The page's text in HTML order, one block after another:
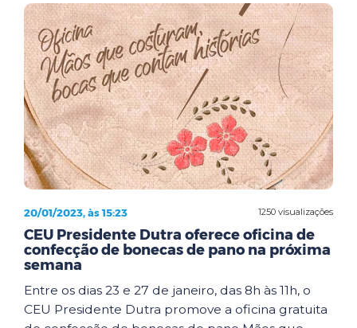
1250 visualizações
20/01/2023, às 15:23
CEU Presidente Dutra oferece oficina de
confecção de bonecas de pano na próxima
semana
Entre os dias 23 e 27 de janeiro, das 8h às 11h, o
CEU Presidente Dutra promove a oficina gratuita